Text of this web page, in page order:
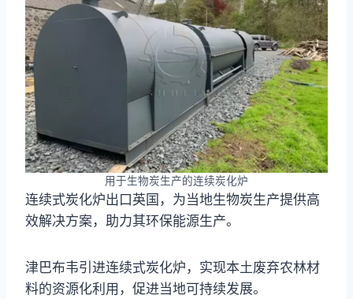
用于生物炭生产的连续炭化炉
连续式炭化炉出口英国，为当地生物炭生产提供高
效解决方案，助力其环保能源生产。
津巴布韦引进连续式炭化炉，实现本土废弃农林材
料的资源化利用，促进当地可持续发展。